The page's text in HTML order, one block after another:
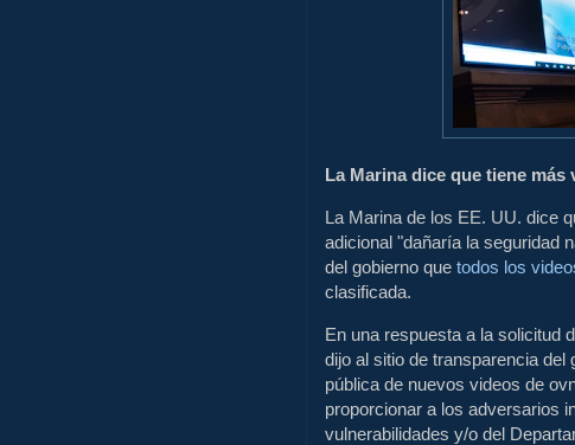
La Marina dice que tiene
La Marina de los EE. UU. dice
adicional "dañaría la seguridad
del gobierno que todos los
clasificada.
En una respuesta a la solicitud
dijo al sitio de transparencia del
pública de nuevos videos de
proporcionar a los adversarios
vulnerabilidades y/o del